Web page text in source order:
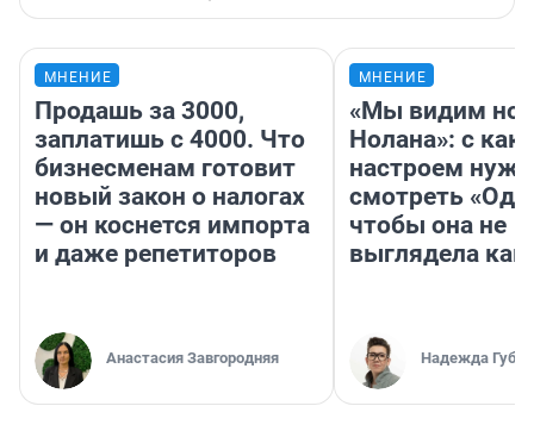
МНЕНИЕ
Продашь за 3000,
заплатишь с 4000. Что
бизнесменам готовит
новый закон о налогах
— он коснется импорта
и даже репетиторов
Анастасия Завгородняя
МНЕНИЕ
«Мы видим
Нолана»: с
настроем
смотреть
чтобы она не
выглядела как
Надежда